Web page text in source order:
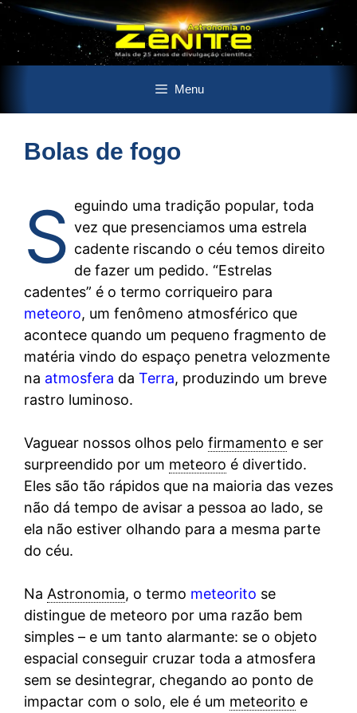
o
conteúdo
Menu
Bolas de fogo
S eguindo uma tradição popular, toda
vez que presenciamos uma estrela
cadente riscando o céu temos direito
de fazer um pedido. “Estrelas
cadentes” é o termo corriqueiro para
meteoro, um fenômeno atmosférico que
acontece quando um pequeno fragmento de
matéria vindo do espaço penetra velozmente
na atmosfera da Terra, produzindo um breve
rastro luminoso.
Vaguear nossos olhos pelo firmamento e ser
surpreendido por um meteoro é divertido.
Eles são tão rápidos que na maioria das vezes
não dá tempo de avisar a pessoa ao lado, se
ela não estiver olhando para a mesma parte
do céu.
Na Astronomia, o termo meteorito se
distingue de meteoro por uma razão bem
simples – e um tanto alarmante: se o objeto
espacial conseguir cruzar toda a atmosfera
sem se desintegrar, chegando ao ponto de
impactar com o solo, ele é um meteorito e